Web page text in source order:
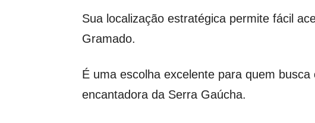
Sua localização estratégica permite fácil
Gramado.
É uma escolha excelente para quem
encantadora da Serra Gaúcha.